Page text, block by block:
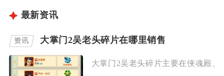
最新资讯
资讯 大掌门2吴老头碎片在哪里销售
大掌门2吴老头碎片主要在侠魂殿